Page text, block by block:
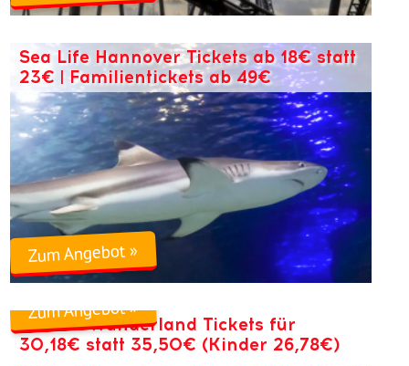
Zum Angebot »
Sea Life Hannover Tickets ab 18€ statt
23€ | Familientickets ab 49€
Zum Angebot »
Taunus Wunderland Tickets für
30,18€ statt 35,50€ (Kinder 26,78€)